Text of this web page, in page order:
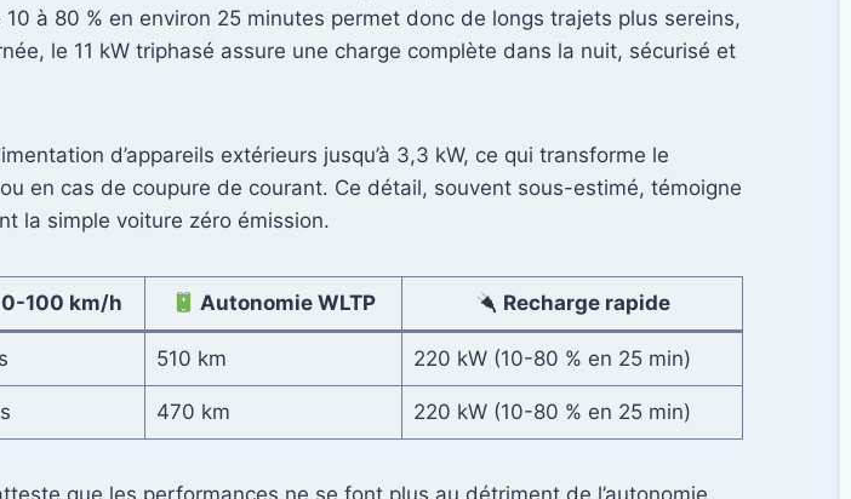
à 80 % en environ 25 minutes permet donc de longs trajets plus sereins,
le 11 kW triphasé assure une charge complète dans la nuit, sécurisé et
d’appareils extérieurs jusqu’à 3,3 kW, ce qui transforme le
en cas de coupure de courant. Ce détail, souvent sous-estimé, témoigne
la simple voiture zéro émission.
0-100 km/h Autonomie WLTP Recharge rapide
510 km 220 kW (10-80 % en 25 min)
470 km 220 kW (10-80 % en 25 min)